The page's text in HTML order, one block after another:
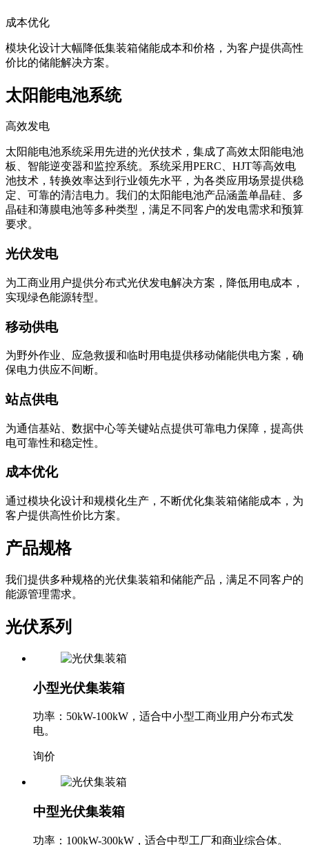
模块化设计大幅降低集装箱储能成本和价格，为客户提供高性
价比的储能解决方案。
高效发电
太阳能电池系统采用先进的光伏技术，集成了高效太阳能电池
板、智能逆变器和监控系统。系统采用PERC、HJT等高效电
池技术，转换效率达到行业领先水平，为各类应用场景提供稳
定、可靠的清洁电力。我们的太阳能电池产品涵盖单晶硅、多
晶硅和薄膜电池等多种类型，满足不同客户的发电需求和预算
要求。
为工商业用户提供分布式光伏发电解决方案，降低用电成本，
实现绿色能源转型。
为野外作业、应急救援和临时用电提供移动储能供电方案，确
保电力供应不间断。
为通信基站、数据中心等关键站点提供可靠电力保障，提高供
电可靠性和稳定性。
成本优化
通过模块化设计和规模化生产，不断优化集装箱储能成本，为
客户提供高性价比方案。
能源管理需求。
小型光伏集装箱
功率：50kW-100kW，适合中小型工商业用户分布式发
电。
询价
功率：100kW-300kW，适合中型工厂和商业综合体。